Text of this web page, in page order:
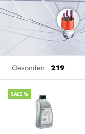
Gevonden: 219
SALE %